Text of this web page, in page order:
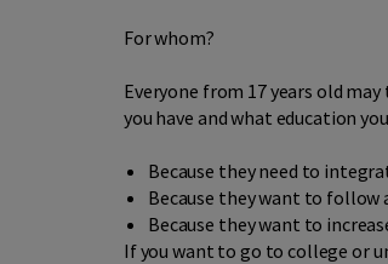
For whom?
Everyone from 17 years old
you have and what education
Because they need to
Because they want to follow
Because they want to
If you want to go to college or